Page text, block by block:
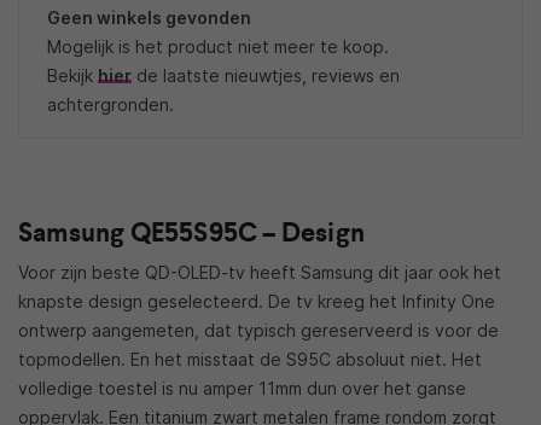
Geen winkels gevonden
Mogelijk is het product niet meer te koop.
Bekijk hierde laatste nieuwtjes, reviews en
achtergronden.
Samsung QE55S95C – Design
Voor zijn beste QD-OLED-tv heeft Samsung dit jaar ook het
knapste design geselecteerd. De tv kreeg het Infinity One
ontwerp aangemeten, dat typisch gereserveerd is voor de
topmodellen. En het misstaat de S95C absoluut niet. Het
volledige toestel is nu amper 11mm dun over het ganse
oppervlak. Een titanium zwart metalen frame rondom zorgt